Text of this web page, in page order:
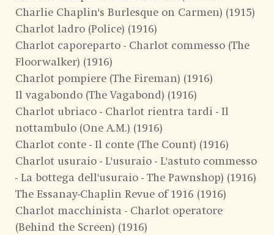
Charlie Chaplin's Burlesque on Carmen) (1915)
Charlot ladro (Police) (1916)
Charlot caporeparto - Charlot commesso (The
Floorwalker) (1916)
Charlot pompiere (The Fireman) (1916)
Il vagabondo (The Vagabond) (1916)
Charlot ubriaco - Charlot rientra tardi - Il
nottambulo (One A.M.) (1916)
Charlot conte - Il conte (The Count) (1916)
Charlot usuraio - L'usuraio - L'astuto commesso
- La bottega dell'usuraio - The Pawnshop) (1916)
The Essanay-Chaplin Revue of 1916 (1916)
Charlot macchinista - Charlot operatore
(Behind the Screen) (1916)